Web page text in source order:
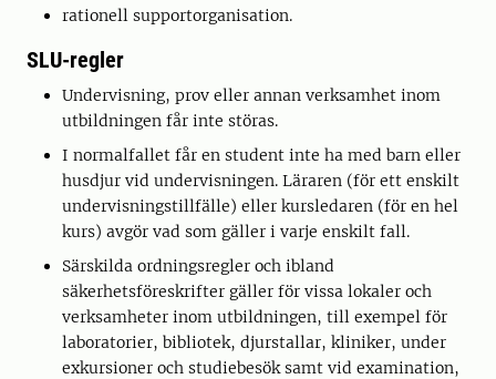
rationell supportorganisation.
SLU-regler
Undervisning, prov eller annan verksamhet inom
utbildningen får inte störas.
I normalfallet får en student inte ha med barn eller
husdjur vid undervisningen. Läraren (för ett enskilt
undervisningstillfälle) eller kursledaren (för en hel
kurs) avgör vad som gäller i varje enskilt fall.
Särskilda ordningsregler och ibland
säkerhetsföreskrifter gäller för vissa lokaler och
verksamheter inom utbildningen, till exempel för
laboratorier, bibliotek, djurstallar, kliniker, under
exkursioner och studiebesök samt vid examination,